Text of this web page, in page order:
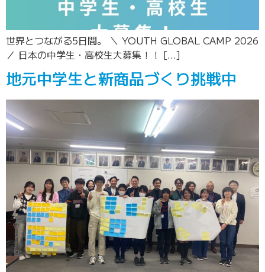
世界とつながる5日間。 ＼ YOUTH GLOBAL CAMP 2026
／ 日本の中学生・高校生大募集！！ […]
地元中学生と新商品づくり挑戦中